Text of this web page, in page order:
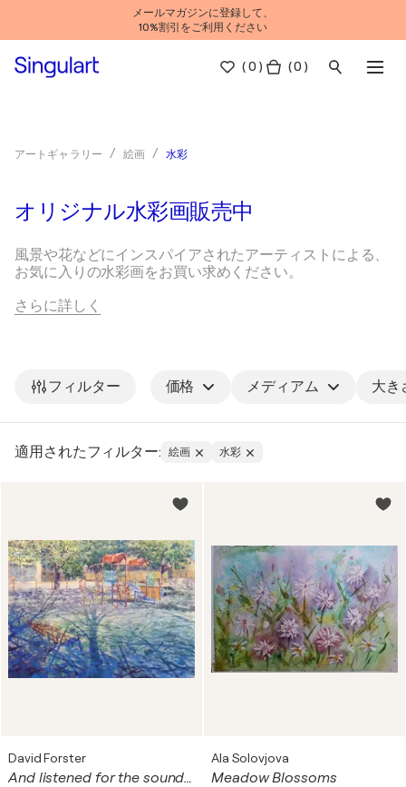
メールマガジンに登録して、
10%割引をご利用ください
(0 ) ( 0 )
アートギャラリー 絵画 水彩
オリジナル水彩画販売中
風景や花などにインスパイアされたアーティストによる、
お気に入りの水彩画をお買い求めください。
水彩画の歴史
やビザンチン時代まで遡る。ルネサンス期には、芸術家た
ちがより自由で迅速な観察記録の方法を求めたため、水彩
っていた。
術を普及させ、画家たちは田園風景の真正性を写し取るこ
のような画家がこの技法を取り入れ、水彩画で素晴らしい
傑作を生み出し、絵の中にうらやましいテーマや雰囲気を
描き出した。
しかし19世紀になると、水彩画は独立したグラフィック・
アートの一種として確立され、展覧会や協会が開かれるよ
うになった。現代では、水彩画はその透明感や流動性とい
った価値が高く評価され、芸術家たちに最高の遊び場を提
供している。
さらに詳しく
フィルター 価格 メディアム 大き
適用されたフィルター: 絵画 水彩
David Forster
And listened for the sound of birds (Clermont Ferrand, France).
Ala Solovjova
Meadow Blossoms